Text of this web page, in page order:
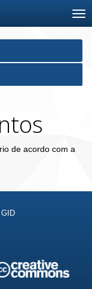
de acordo com a